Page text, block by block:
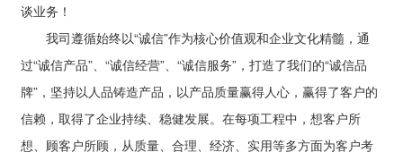
谈业务！
我司遵循始终以“诚信”作为核心价值观和企业文化精髓，通
过“诚信产品”、“诚信经营”、“诚信服务”，打造了我们的“诚信品
牌”，坚持以人品铸造产品，以产品质量赢得人心，赢得了客户的
信赖，取得了企业持续、稳健发展。在每项工程中，想客户所
想、顾客户所顾，从质量、合理、经济、实用等多方面为客户考